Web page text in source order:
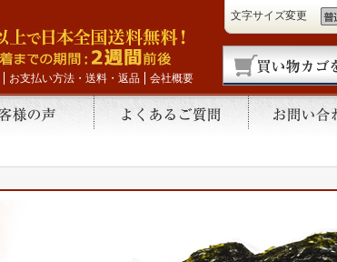
お支払い方法・送料・返品 会社概要
文字サイズ変更